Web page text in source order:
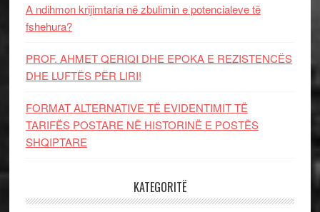
A ndihmon krijimtaria në zbulimin e potencialeve të
fshehura?
PROF. AHMET QERIQI DHE EPOKA E REZISTENCЁS
DHE LUFTЁS PЁR LIRI!
FORMAT ALTERNATIVE TË EVIDENTIMIT TË
TARIFËS POSTARE NË HISTORINË E POSTËS
SHQIPTARE
KATEGORITË